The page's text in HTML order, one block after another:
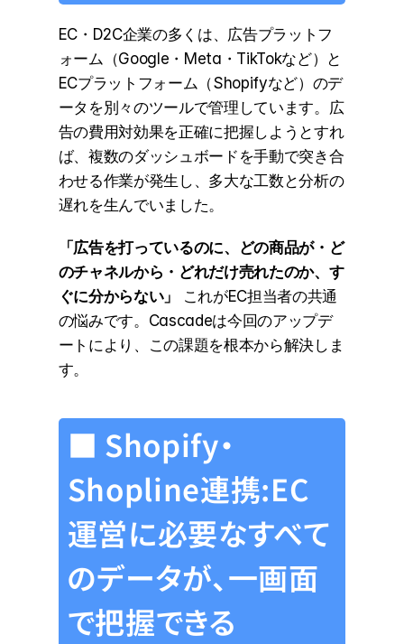
EC・D2C企業の多くは、広告プラットフ
ォーム（Google・Meta・TikTokなど）と
ECプラットフォーム（Shopifyなど）のデ
ータを別々のツールで管理しています。広
告の費用対効果を正確に把握しようとすれ
ば、複数のダッシュボードを手動で突き合
わせる作業が発生し、多大な工数と分析の
遅れを生んでいました。
「広告を打っているのに、どの商品が・ど
のチャネルから・どれだけ売れたのか、す
ぐに分からない」
これがEC担当者の共通
の悩みです。Cascadeは今回のアップデ
ートにより、この課題を根本から解決しま
す。
■ Shopify・
Shopline連携：EC
運営に必要なすべて
のデータが、一画面
で把握できる